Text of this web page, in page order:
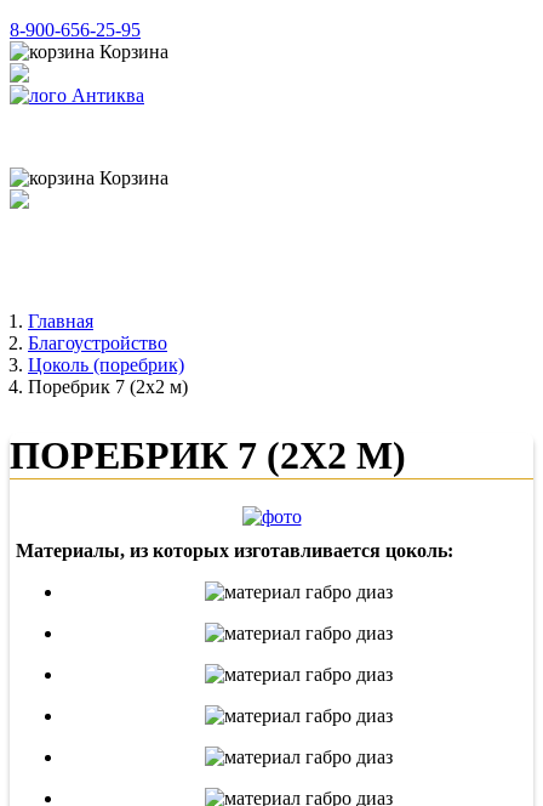
8-900-656-25-95
Корзина
Корзина
Главная
Благоустройство
Цоколь (поребрик)
Поребрик 7 (2х2 м)
ПОРЕБРИК 7 (2Х2 М)
Материалы, из которых изготавливается цоколь: